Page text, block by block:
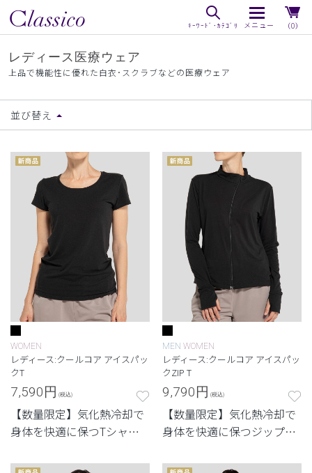
（0）
レディース医療ウェア
上品で機能性に優れた白衣･スクラブなどの医療ウェア
並び替え
WOMEN
レディース:クールコア アイスパッ
クT
7,590円 (税込)
【数量限定】気化熱冷却で
身体を快適に保つTシャツ
MEN WOMEN
レディース:クールコア アイスパッ
クZIP T
9,790円 (税込)
【数量限定】気化熱冷却で
身体を快適に保つジップタ